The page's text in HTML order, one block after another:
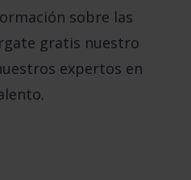
sobre las
gratis nuestro
expertos en